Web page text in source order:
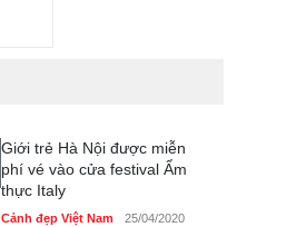
Giới trẻ Hà Nội được miễn
phí vé vào cửa festival Ẩm
thực Italy
Cảnh đẹp Việt Nam 25/04/2020